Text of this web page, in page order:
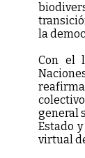
la
Con el
general
Estado
virtual